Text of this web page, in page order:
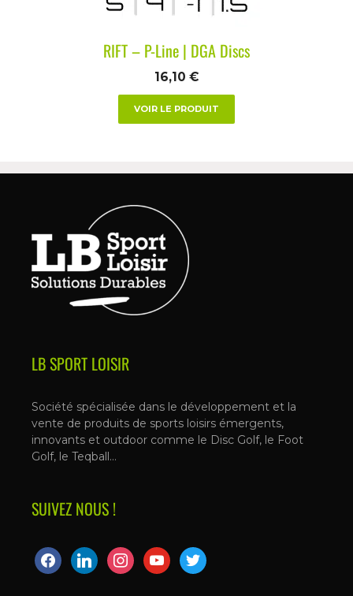
RIFT – P-Line | DGA Discs
16,10 €
VOIR LE PRODUIT
LB SPORT LOISIR
Société spécialisée dans le développement et la
vente de produits de sports loisirs émergents,
innovants et outdoor comme le Disc Golf, le Foot
Golf, le Teqball…
SUIVEZ NOUS !